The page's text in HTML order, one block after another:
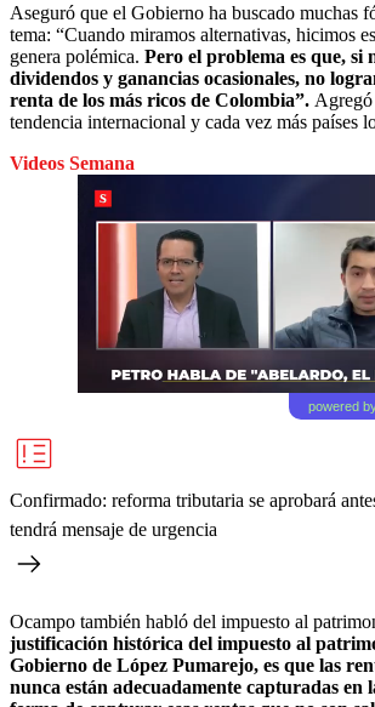
Aseguró que el Gobierno ha buscado muchas
tema: “Cuando miramos alternativas, hicimos
genera polémica. Pero el problema es que, si
dividendos y ganancias ocasionales, no
renta de los más ricos de Colombia”. Agregó
tendencia internacional y cada vez más países
Videos Semana
powered
Confirmado: reforma tributaria se aprobará
tendrá mensaje de urgencia
Ocampo también habló del impuesto al
justificación histórica del impuesto al
Gobierno de López Pumarejo, es que las
nunca están adecuadamente capturadas en